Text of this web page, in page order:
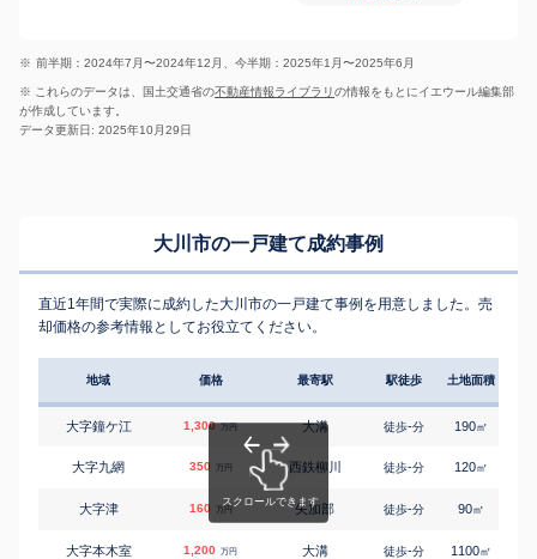
※ 前半期：2024年7月〜2024年12月、今半期：2025年1月〜2025年6月
※ これらのデータは、国土交通省の不動産情報ライブラリの情報をもとにイエウール編集部
が作成しています。
データ更新日: 2025年10月29日
大川市の一戸建て成約事例
直近1年間で実際に成約した大川市の一戸建て事例を用意しました。売
却価格の参考情報としてお役立てください。
地域 価格 最寄駅 駅徒歩 土地面積
大字鐘ケ江 1,300 万円 大溝 徒歩-分 190㎡
大字九網 350 万円 西鉄柳川 徒歩-分 120㎡
大字津 160 万円 矢加部 徒歩-分 90㎡
大字本木室 1,200 万円 大溝 徒歩-分 1100㎡